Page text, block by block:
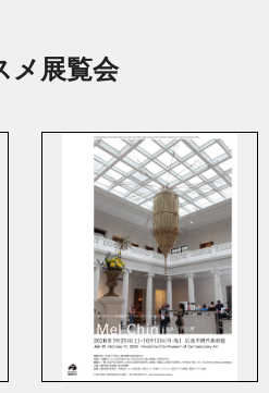
メ展覧会